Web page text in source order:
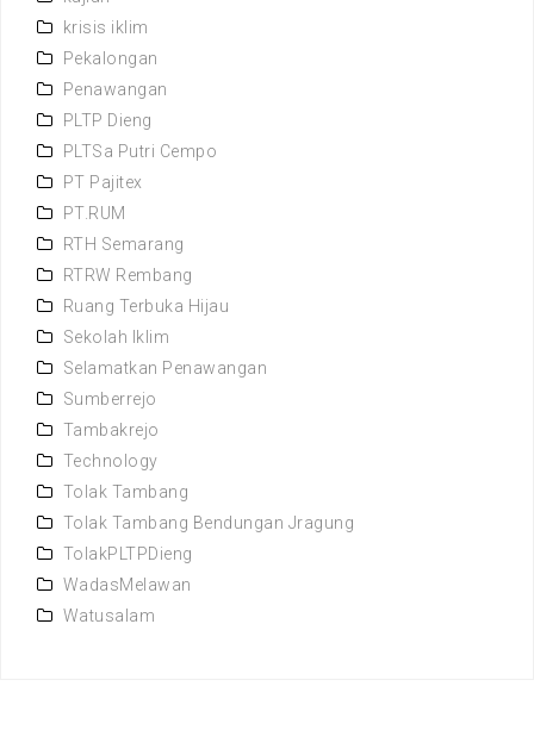
krisis iklim
Pekalongan
Penawangan
PLTP Dieng
PLTSa Putri Cempo
PT Pajitex
PT.RUM
RTH Semarang
RTRW Rembang
Ruang Terbuka Hijau
Sekolah Iklim
Selamatkan Penawangan
Sumberrejo
Tambakrejo
Technology
Tolak Tambang
Tolak Tambang Bendungan Jragung
TolakPLTPDieng
WadasMelawan
Watusalam